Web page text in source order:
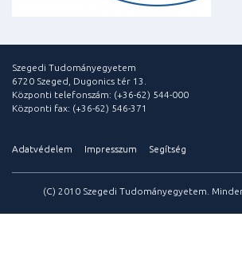
Szegedi Tudományegyetem
6720 Szeged, Dugonics tér 13.
Központi telefonszám: (+36-62) 544-000
Központi fax: (+36-62) 546-371
Adatvédelem Impresszum Segítség
(C) 2010 Szegedi Tudományegyetem.